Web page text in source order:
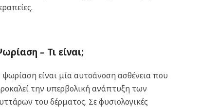
– Τι είναι;
είναι μία αυτοάνοση ασθένεια που
την υπερβολική ανάπτυξη των
του δέρματος. Σε φυσιολογικές